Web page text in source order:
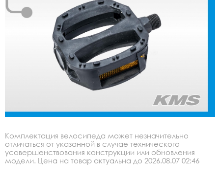
Комплектация велосипеда может незначительно
отличаться от указанной в случае технического
усовершенствования конструкции или обновления
модели. Цена на товар актуальна до 2026.08.07 02:46